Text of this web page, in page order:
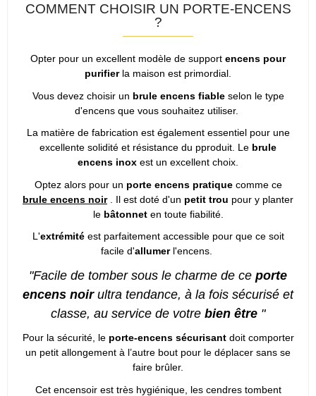
COMMENT CHOISIR UN PORTE-ENCENS
?
Opter pour un excellent modèle de support encens pour
purifierla maison est primordial.
Vous devez choisir un brule encens fiableselon le type
d'encens que vous souhaitez utiliser.
La matière de fabrication est également essentiel pour une
excellente solidité et résistance du pproduit. Le brule
encens inox est un excellent choix.
Optez alors pour un porte encens pratiquecomme ce
brule encens noir. Il est doté d'un petit trou pour y planter
le bâtonneten toute fiabilité.
L'extrémitéest parfaitement accessible pour que ce soit
facile d'allumerl'encens.
"Facile de tomber sous le charme de ce porte
encens noir ultra tendance, à la fois sécurisé et
classe, au service de votre bien être "
Pour la sécurité, le porte-encens sécurisantdoit comporter
un petit allongement à l’autre bout pour le déplacer sans se
faire brûler.
Cet encensoir est très hygiénique, les cendres tombent